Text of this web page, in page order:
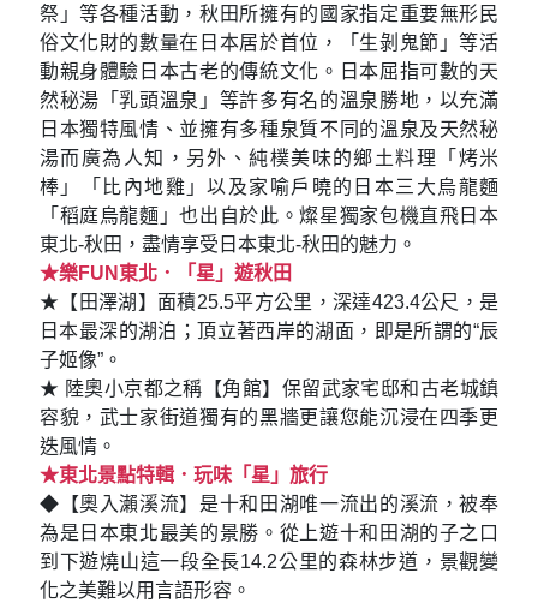
祭」等各種活動，秋田所擁有的國家指定重要無形民
俗文化財的數量在日本居於首位，「生剝鬼節」等活
動親身體驗日本古老的傳統文化。日本屈指可數的天
然秘湯「乳頭溫泉」等許多有名的溫泉勝地，以充滿
日本獨特風情、並擁有多種泉質不同的溫泉及天然秘
湯而廣為人知，另外、純樸美味的鄉土料理「烤米
棒」「比內地雞」以及家喻戶曉的日本三大烏龍麵
「稻庭烏龍麵」也出自於此。燦星獨家包機直飛日本
東北-秋田，盡情享受日本東北-秋田的魅力。
★樂FUN東北．「星」遊秋田
★【田澤湖】面積25.5平方公里，深達423.4公尺，是
日本最深的湖泊；頂立著西岸的湖面，即是所謂的“辰
子姬像”。
★ 陸奧小京都之稱【角館】保留武家宅邸和古老城鎮
容貌，武士家街道獨有的黑牆更讓您能沉浸在四季更
迭風情。
★東北景點特輯．玩味「星」旅行
◆【奧入瀨溪流】是十和田湖唯一流出的溪流，被奉
為是日本東北最美的景勝。從上遊十和田湖的子之口
到下遊燒山這一段全長14.2公里的森林步道，景觀變
化之美難以用言語形容。